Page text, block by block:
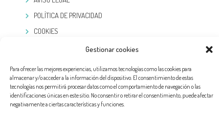
Gestionar cookies
Para ofrecer las mejores experiencias, utilizamos tecnologías como las cookies para
almacenar y/o acceder a la información del dispositivo. El consentimiento de estas
tecnologías nos permitirá procesar datos como el comportamiento de navegación o las
identificaciones únicas en este sitio. No consentir o retirar el consentimiento, puede afectar
negativamente a ciertas características y funciones.
POLÍTICA DE PRIVACIDAD
COOKIES